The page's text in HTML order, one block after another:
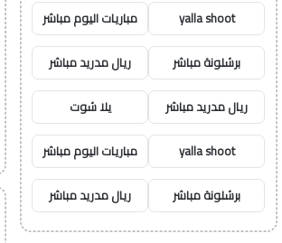
yalla shoot مباريات اليوم مباشر
برشلونة مباشر ريال مدريد مباشر
ريال مدريد مباشر يلا شوت
yalla shoot مباريات اليوم مباشر
برشلونة مباشر ريال مدريد مباشر